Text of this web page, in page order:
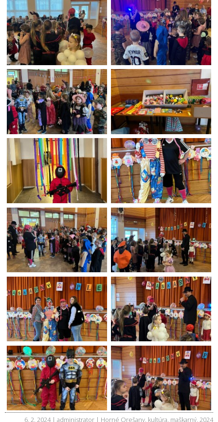
6. 2. 2024 | administrator | Horné Orešany, kultúra, maškarný, 2024